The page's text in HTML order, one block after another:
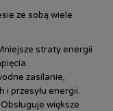
ze sobą wiele
straty energii
zasilanie,
i przesyłu energii.
Obsługuje większe